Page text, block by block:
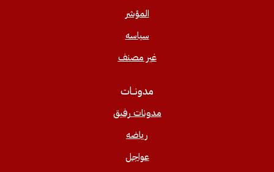
المؤشر
سياسه
غير مصنف
مدونــات
مدونات رفيق
رياضه
عواجل